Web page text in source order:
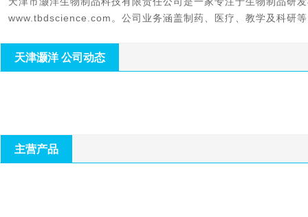
天津灏洋 公司动态
主营产品